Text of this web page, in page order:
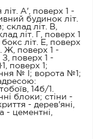
А', поверх 1 -
будинок літ.
літ. В,
літ. Г, поверх 1
літ. Е, поверх
Ж, поверх 1 -
поверх 1 -
поверх 1;
№ І; ворота №1;
14б/1.
блоки; стіни -
- дерев'яні,
- цементні,